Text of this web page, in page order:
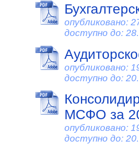
опубликовано:
доступно до:
опубликовано:
доступно до:
МСФО за
опубликовано:
доступно до: